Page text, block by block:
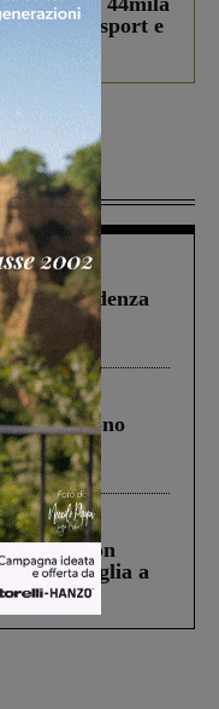
per lo sport e
la scadenza
“Un
cui morirono
il
tir....
Castiglion
la figlia a